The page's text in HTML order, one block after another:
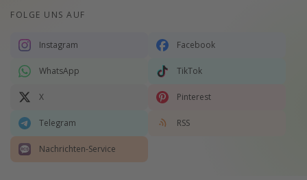
FOLGE UNS AUF
Instagram Facebook
WhatsApp TikTok
X Pinterest
Telegram RSS
Nachrichten-Service